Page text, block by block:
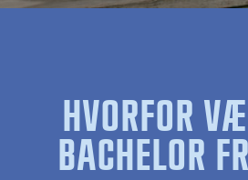
HVORFOR
BACHELOR